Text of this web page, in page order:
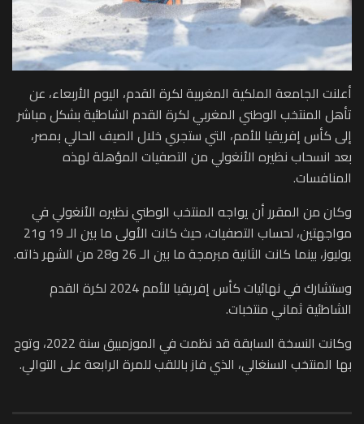
أعلنت الجامعة الملكية المغربية لكرة القدم، اليوم الأربعاء، عن
تأهل المنتخب الوطني المغربي لكرة القدم الشاطئية بشكل مباشر
إلى كأس إفريقيا للأمم، التي ستجري خلال الصيف الحالي بمصر،
بعد انسحاب نظيره الأنغولي من التصفيات المؤهلة لهذه
المنافسات.
وكان من المقرر أن يواجه المنتخب الوطني نظيره الأنغولي في
مواجهتين، لحساب التصفيات، حيث كانت الأولى ما بين الـ 19 و21
يوليوز، بينما كانت الثانية مبرمجة ما بين الـ 26 و28 من الشهر ذاته.
وستشارك في نهائيات كأس إفريقيا للأمم 2024 لكرة القدم
الشاطئية ثماني منتخبات.
وكانت النسخة السابقة قد نظمت في الموزمبيق سنة 2022، وتوج
بها المنتخب السنغالي، الذي فاز باللقب للمرة الرابعة على التوالي.